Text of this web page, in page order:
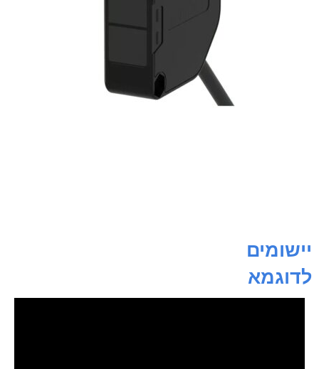
יישומים
לדוגמא